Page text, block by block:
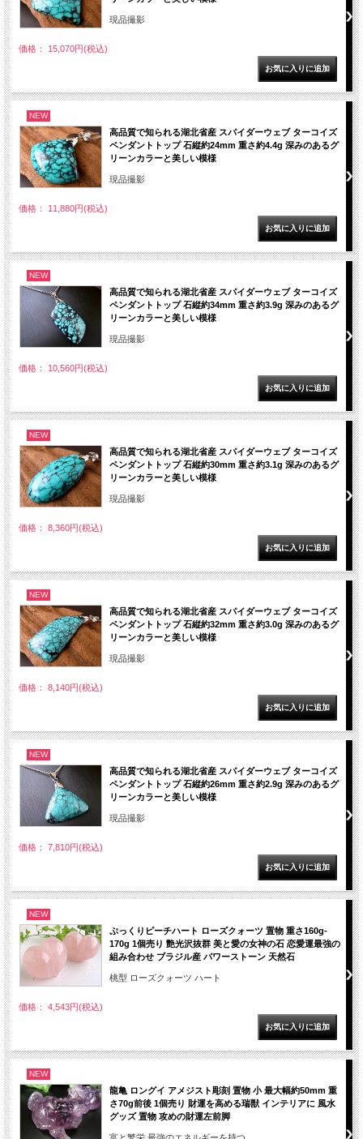
現品撮影
価格： 15,070円(税込)
NEW
高品質で知られる湖北省産 スパイダーウェブ ターコイズ
ペンダントトップ 石縦約24mm 重さ約4.4g 深みのあるグ
リーンカラーと美しい模様
現品撮影
価格： 11,880円(税込)
NEW
高品質で知られる湖北省産 スパイダーウェブ ターコイズ
ペンダントトップ 石縦約34mm 重さ約3.9g 深みのあるグ
リーンカラーと美しい模様
現品撮影
価格： 10,560円(税込)
NEW
高品質で知られる湖北省産 スパイダーウェブ ターコイズ
ペンダントトップ 石縦約30mm 重さ約3.1g 深みのあるグ
リーンカラーと美しい模様
現品撮影
価格： 8,360円(税込)
NEW
高品質で知られる湖北省産 スパイダーウェブ ターコイズ
ペンダントトップ 石縦約32mm 重さ約3.0g 深みのあるグ
リーンカラーと美しい模様
現品撮影
価格： 8,140円(税込)
NEW
高品質で知られる湖北省産 スパイダーウェブ ターコイズ
ペンダントトップ 石縦約26mm 重さ約2.9g 深みのあるグ
リーンカラーと美しい模様
現品撮影
価格： 7,810円(税込)
NEW
ぷっくりピーチハート ローズクォーツ 置物 重さ160g-
170g 1個売り 艶光沢抜群 美と愛の女神の石 恋愛運最強の
組み合わせ ブラジル産 パワーストーン 天然石
桃型 ローズクォーツ ハート
価格： 4,543円(税込)
NEW
龍亀 ロングイ アメジスト彫刻 置物 小 最大幅約50mm 重
さ70g前後 1個売り 財運を高める瑞獣 インテリアに 風水
グッズ 置物 攻めの財運左前脚